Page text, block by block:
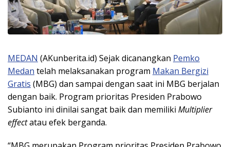
MEDAN (AKunberita.id) Sejak dicanangkan Pemko
Medan telah melaksanakan program Makan Bergizi
Gratis (MBG) dan sampai dengan saat ini MBG berjalan
dengan baik. Program prioritas Presiden Prabowo
Subianto ini dinilai sangat baik dan memiliki Multiplier
effectatau efek berganda.